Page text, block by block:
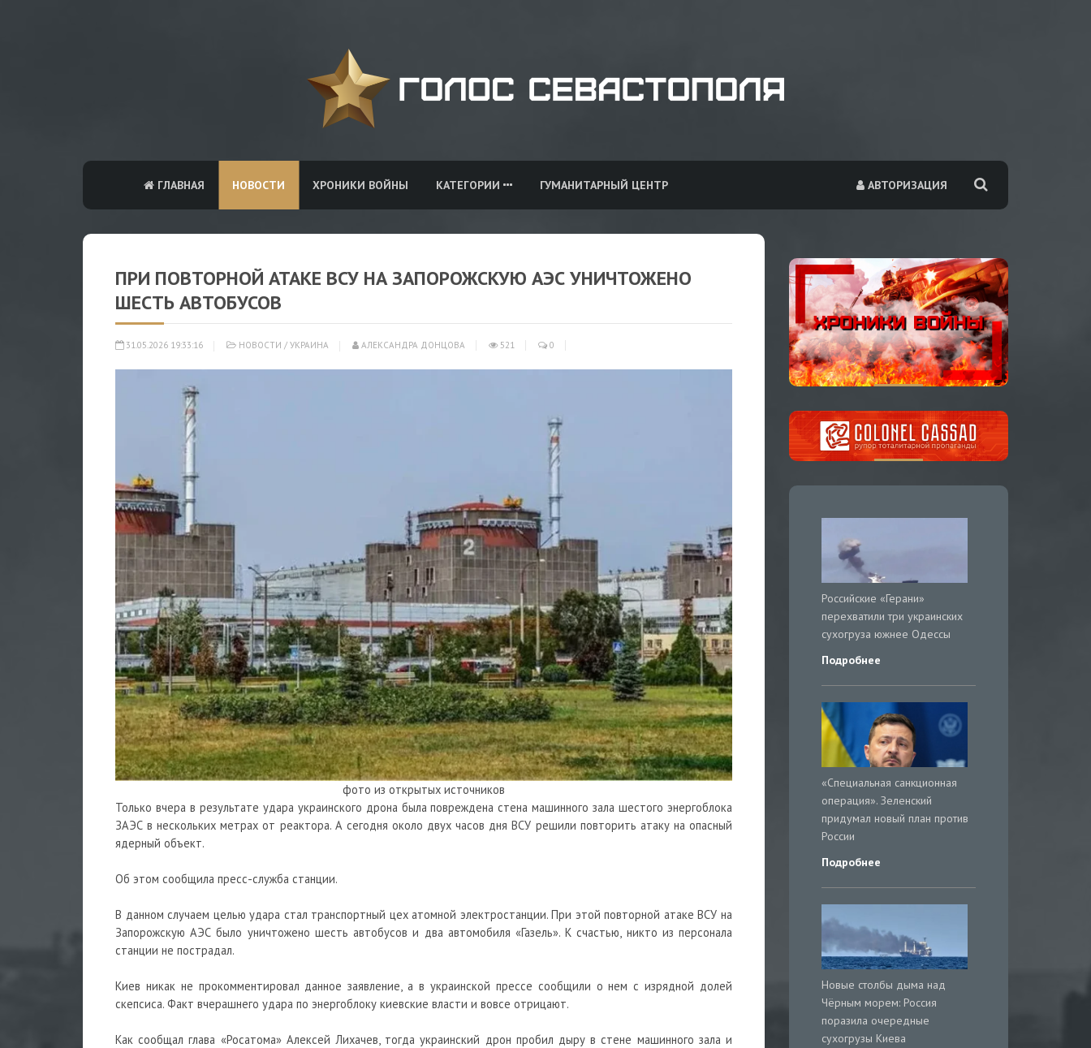
АВТОРИЗАЦИЯ
ГЛАВНАЯ НОВОСТИ ХРОНИКИ ВОЙНЫ КАТЕГОРИИ ГУМАНИТАРНЫЙ ЦЕНТР
ПРИ ПОВТОРНОЙ АТАКЕ ВСУ НА ЗАПОРОЖСКУЮ АЭС УНИЧТОЖЕНО
ШЕСТЬ АВТОБУСОВ
31.05.2026 19:33:16 НОВОСТИ / УКРАИНА АЛЕКСАНДРА ДОНЦОВА 521 0
фото из открытых источников
Только вчера в результате удара украинского дрона была повреждена стена машинного зала шестого энергоблока
ЗАЭС в нескольких метрах от реактора. А сегодня около двух часов дня ВСУ решили повторить атаку на опасный
ядерный объект.
Об этом сообщила пресс-служба станции.
В данном случаем целью удара стал транспортный цех атомной электростанции. При этой повторной атаке ВСУ на
Запорожскую АЭС было уничтожено шесть автобусов и два автомобиля «Газель». К счастью, никто из персонала
станции не пострадал.
Киев никак не прокомментировал данное заявление, а в украинской прессе сообщили о нем с изрядной долей
скепсиса. Факт вчерашнего удара по энергоблоку киевские власти и вовсе отрицают.
Как сообщал глава «Росатома» Алексей Лихачев, тогда украинский дрон пробил дыру в стене машинного зала и
Российские «Герани»
перехватили три украинских
сухогруза южнее Одессы
Подробнее
«Специальная санкционная
операция». Зеленский
придумал новый план против
России
Подробнее
Новые столбы дыма над
Чёрным морем: Россия
поразила очередные
сухогрузы Киева